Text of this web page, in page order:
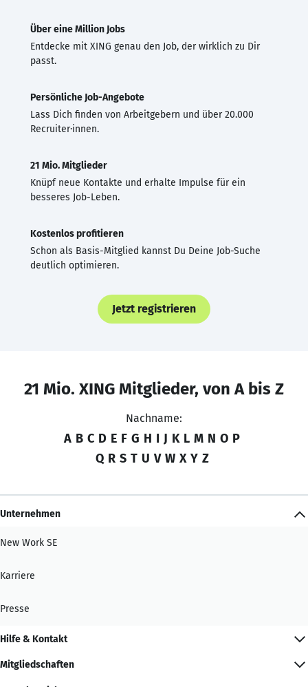
Über eine Million Jobs
Entdecke mit XING genau den Job, der wirklich zu Dir
passt.
Persönliche Job-Angebote
Lass Dich finden von Arbeitgebern und über 20.000
Recruiter·innen.
21 Mio. Mitglieder
Knüpf neue Kontakte und erhalte Impulse für ein
besseres Job-Leben.
Kostenlos profitieren
Schon als Basis-Mitglied kannst Du Deine Job-Suche
deutlich optimieren.
Jetzt registrieren
21 Mio. XING Mitglieder, von A bis Z
Nachname:
A B C D E F G H I J K L M N O P
Q R S T U V W X Y Z
Unternehmen
New Work SE
Karriere
Presse
Hilfe & Kontakt
Mitgliedschaften